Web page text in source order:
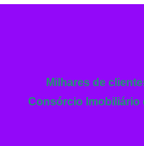
Milhares de
Consórcio Imobiliário